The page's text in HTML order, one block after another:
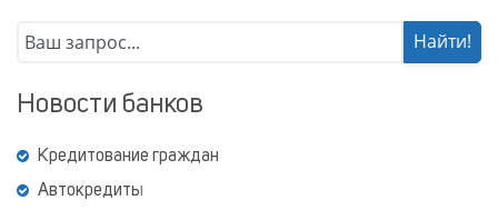
Новости банков
Кредитование граждан
Автокредиты